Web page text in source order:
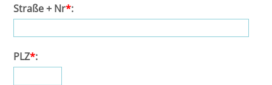
Straße + Nr*:
PLZ*:
Freiburg